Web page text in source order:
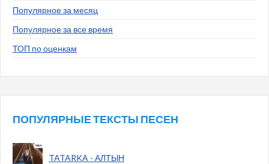
Популярное за месяц
Популярное за все время
ТОП по оценкам
ПОПУЛЯРНЫЕ ТЕКСТЫ ПЕСЕН
TATARKA - АЛТЫН